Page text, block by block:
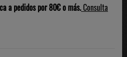
a pedidos por 80€ o más.Consulta